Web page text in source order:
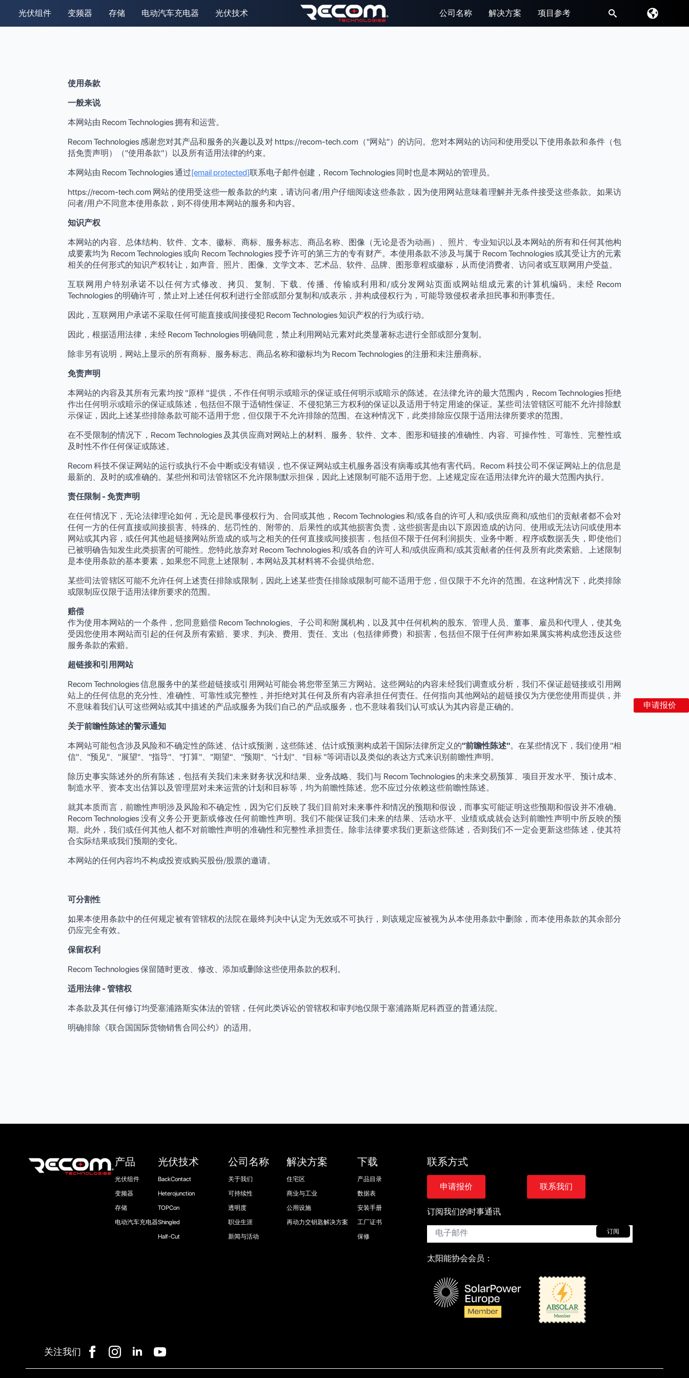
申请报价
光伏组件 变频器 存储 电动汽车充电器 光伏技术 公司名称 解决方案
项目参考
使用条款
一般来说
本网站由 Recom Technologies 拥有和运营。
Recom Technologies 感谢您对其产品和服务的兴趣以及对 https://recom-tech.com（"网站"）的访问。您对本网站的访问和使用受以下使用条款和条件（包
括免责声明）（"使用条款"）以及所有适用法律的约束。
本网站由 Recom Technologies 通过[email protected]联系电子邮件创建，Recom Technologies 同时也是本网站的管理员。
https://recom-tech.com 网站的使用受这些一般条款的约束，请访问者/用户仔细阅读这些条款，因为使用网站意味着理解并无条件接受这些条款。如果访
问者/用户不同意本使用条款，则不得使用本网站的服务和内容。
知识产权
本网站的内容、总体结构、软件、文本、徽标、商标、服务标志、商品名称、图像（无论是否为动画）、照片、专业知识以及本网站的所有和任何其他构
成要素均为 Recom Technologies 或向 Recom Technologies 授予许可的第三方的专有财产。本使用条款不涉及与属于 Recom Technologies 或其受让方的元素
相关的任何形式的知识产权转让，如声音、照片、图像、文学文本、艺术品、软件、品牌、图形章程或徽标，从而使消费者、访问者或互联网用户受益。
互联网用户特别承诺不以任何方式修改、拷贝、复制、下载、传播、传输或利用和/或分发网站页面或网站组成元素的计算机编码。未经 Recom
Technologies 的明确许可，禁止对上述任何权利进行全部或部分复制和/或表示，并构成侵权行为，可能导致侵权者承担民事和刑事责任。
因此，互联网用户承诺不采取任何可能直接或间接侵犯 Recom Technologies 知识产权的行为或行动。
因此，根据适用法律，未经 Recom Technologies 明确同意，禁止利用网站元素对此类显著标志进行全部或部分复制。
除非另有说明，网站上显示的所有商标、服务标志、商品名称和徽标均为 Recom Technologies 的注册和未注册商标。
免责声明
本网站的内容及其所有元素均按 "原样 "提供，不作任何明示或暗示的保证或任何明示或暗示的陈述。在法律允许的最大范围内，Recom Technologies 拒绝
作出任何明示或暗示的保证或陈述，包括但不限于适销性保证、不侵犯第三方权利的保证以及适用于特定用途的保证。某些司法管辖区可能不允许排除默
示保证，因此上述某些排除条款可能不适用于您，但仅限于不允许排除的范围。在这种情况下，此类排除应仅限于适用法律所要求的范围。
在不受限制的情况下，Recom Technologies 及其供应商对网站上的材料、服务、软件、文本、图形和链接的准确性、内容、可操作性、可靠性、完整性或
及时性不作任何保证或陈述。
Recom 科技不保证网站的运行或执行不会中断或没有错误，也不保证网站或主机服务器没有病毒或其他有害代码。Recom 科技公司不保证网站上的信息是
最新的、及时的或准确的。某些州和司法管辖区不允许限制默示担保，因此上述限制可能不适用于您。上述规定应在适用法律允许的最大范围内执行。
责任限制 - 免责声明
在任何情况下，无论法律理论如何，无论是民事侵权行为、合同或其他，Recom Technologies 和/或各自的许可人和/或供应商和/或他们的贡献者都不会对
任何一方的任何直接或间接损害、特殊的、惩罚性的、附带的、后果性的或其他损害负责，这些损害是由以下原因造成的访问、使用或无法访问或使用本
网站或其内容，或任何其他超链接网站所造成的或与之相关的任何直接或间接损害，包括但不限于任何利润损失、业务中断、程序或数据丢失，即使他们
已被明确告知发生此类损害的可能性。您特此放弃对 Recom Technologies 和/或各自的许可人和/或供应商和/或其贡献者的任何及所有此类索赔。上述限制
是本使用条款的基本要素，如果您不同意上述限制，本网站及其材料将不会提供给您。
某些司法管辖区可能不允许任何上述责任排除或限制，因此上述某些责任排除或限制可能不适用于您，但仅限于不允许的范围。在这种情况下，此类排除
或限制应仅限于适用法律所要求的范围。
赔偿
作为使用本网站的一个条件，您同意赔偿 Recom Technologies、子公司和附属机构，以及其中任何机构的股东、管理人员、董事、雇员和代理人，使其免
受因您使用本网站而引起的任何及所有索赔、要求、判决、费用、责任、支出（包括律师费）和损害，包括但不限于任何声称如果属实将构成您违反这些
服务条款的索赔。
超链接和引用网站
Recom Technologies 信息服务中的某些超链接或引用网站可能会将您带至第三方网站。这些网站的内容未经我们调查或分析，我们不保证超链接或引用网
站上的任何信息的充分性、准确性、可靠性或完整性，并拒绝对其任何及所有内容承担任何责任。任何指向其他网站的超链接仅为方便您使用而提供，并
不意味着我们认可这些网站或其中描述的产品或服务为我们自己的产品或服务，也不意味着我们认可或认为其内容是正确的。
关于前瞻性陈述的警示通知
本网站可能包含涉及风险和不确定性的陈述、估计或预测，这些陈述、估计或预测构成若干国际法律所定义的"前瞻性陈述"。在某些情况下，我们使用 "相
信"、"预见"、"展望"、"指导"、"打算"、"期望"、"预期"、"计划"、"目标 "等词语以及类似的表达方式来识别前瞻性声明。
除历史事实陈述外的所有陈述，包括有关我们未来财务状况和结果、业务战略、我们与 Recom Technologies 的未来交易预算、项目开发水平、预计成本、
制造水平、资本支出估算以及管理层对未来运营的计划和目标等，均为前瞻性陈述。您不应过分依赖这些前瞻性陈述。
就其本质而言，前瞻性声明涉及风险和不确定性，因为它们反映了我们目前对未来事件和情况的预期和假设，而事实可能证明这些预期和假设并不准确。
Recom Technologies 没有义务公开更新或修改任何前瞻性声明。我们不能保证我们未来的结果、活动水平、业绩或成就会达到前瞻性声明中所反映的预
期。此外，我们或任何其他人都不对前瞻性声明的准确性和完整性承担责任。除非法律要求我们更新这些陈述，否则我们不一定会更新这些陈述，使其符
合实际结果或我们预期的变化。
本网站的任何内容均不构成投资或购买股份/股票的邀请。
可分割性
如果本使用条款中的任何规定被有管辖权的法院在最终判决中认定为无效或不可执行，则该规定应被视为从本使用条款中删除，而本使用条款的其余部分
仍应完全有效。
保留权利
Recom Technologies 保留随时更改、修改、添加或删除这些使用条款的权利。
适用法律 - 管辖权
本条款及其任何修订均受塞浦路斯实体法的管辖，任何此类诉讼的管辖权和审判地仅限于塞浦路斯尼科西亚的普通法院。
明确排除《联合国国际货物销售合同公约》的适用。
产品
光伏组件
变频器
存储
电动汽车充电器
光伏技术
BackContact
Heterojunction
TOPCon
Shingled
Half-Cut
公司名称
关于我们
可持续性
透明度
职业生涯
新闻与活动
解决方案
住宅区
商业与工业
公用设施
再动力交钥匙解决方案
下载
产品目录
数据表
安装手册
工厂证书
保修
联系方式
申请报价 联系我们
订阅我们的时事通讯
电
邮
件
*
订阅
太阳能协会会员：
关注我们